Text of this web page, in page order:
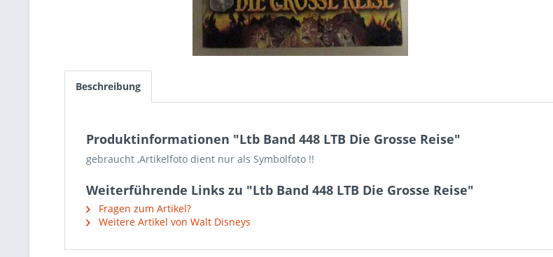
Beschreibung
Produktinformationen "Ltb Band 448 LTB Die Grosse Reise"
gebraucht ,Artikelfoto dient nur als Symbolfoto !!
Weiterführende Links zu "Ltb Band 448 LTB Die Grosse Reise"
Fragen zum Artikel?
Weitere Artikel von Walt Disneys